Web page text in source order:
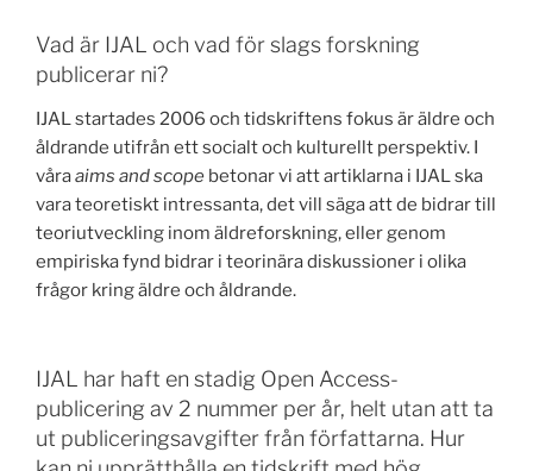
Vad är IJAL och vad för slags forskning
publicerar ni?
IJAL startades 2006 och tidskriftens fokus är äldre och
åldrande utifrån ett socialt och kulturellt perspektiv. I
våraaims and scope betonar vi att artiklarna i IJAL ska
vara teoretiskt intressanta, det vill säga att de bidrar till
teoriutveckling inom äldreforskning, eller genom
empiriska fynd bidrar i teorinära diskussioner i olika
frågor kring äldre och åldrande.
IJAL har haft en stadig Open Access-
publicering av 2 nummer per år, helt utan att ta
ut publiceringsavgifter från författarna. Hur